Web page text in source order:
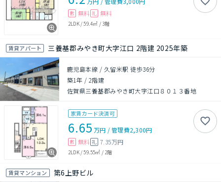
敷 無料 礼 無料
2LDK/59.4㎡ /3階
賃貸アパート 三養基郡みやき町大字江口 2階建 2025年築
鹿児島本線 / 久留米駅 徒歩36分
築1年 / 2階建
佐賀県三養基郡みやき町大字江口８０１３番地
家賃カード決済可
6.65 万円 /管理費2,300円
敷 無料 礼 7.35万円
2LDK/59.55㎡ /2階
賃貸マンション 第6上野ビル